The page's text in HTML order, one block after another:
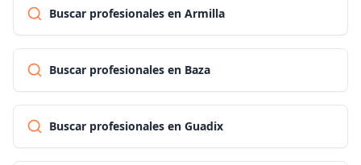
Buscar profesionales en Armilla
Buscar profesionales en Baza
Buscar profesionales en Guadix